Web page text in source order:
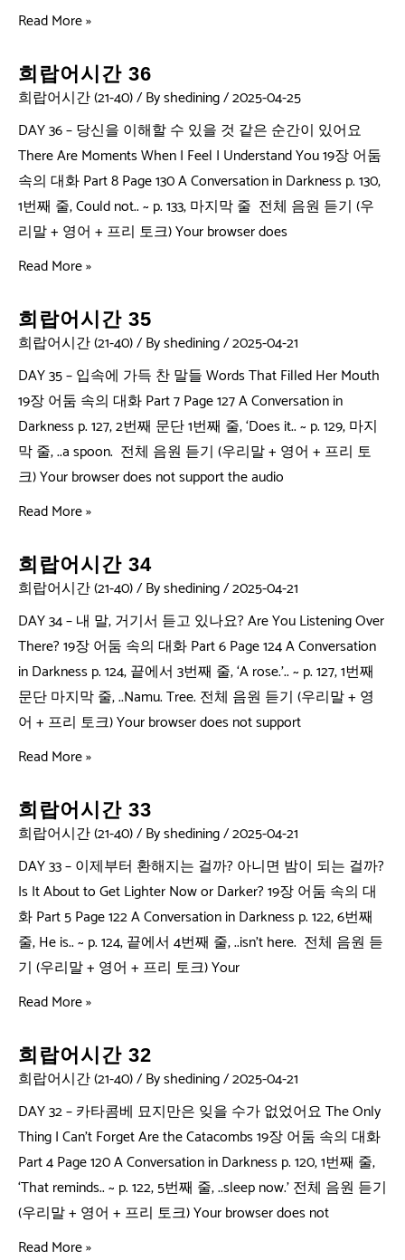
Read More »
희랍어시간 36
희랍어시간 (21-40)/ Byshedining/2025-04-25
DAY 36 – 당신을 이해할 수 있을 것 같은 순간이 있어요
There Are Moments When I Feel I Understand You 19장 어둠
속의 대화 Part 8 Page 130 A Conversation in Darkness p. 130,
1번째 줄, Could not.. ~ p. 133, 마지막 줄 전체 음원 듣기 (우
리말 + 영어 + 프리 토크) Your browser does
Read More »
희랍어시간 35
희랍어시간 (21-40)/ Byshedining/2025-04-21
DAY 35 – 입속에 가득 찬 말들 Words That Filled Her Mouth
19장 어둠 속의 대화 Part 7 Page 127 A Conversation in
Darkness p. 127, 2번째 문단 1번째 줄, ‘Does it.. ~ p. 129, 마지
막 줄, ..a spoon. 전체 음원 듣기 (우리말 + 영어 + 프리 토
크) Your browser does not support the audio
Read More »
희랍어시간 34
희랍어시간 (21-40)/ Byshedining/2025-04-21
DAY 34 – 내 말, 거기서 듣고 있나요? Are You Listening Over
There? 19장 어둠 속의 대화 Part 6 Page 124 A Conversation
in Darkness p. 124, 끝에서 3번째 줄, ‘A rose.’.. ~ p. 127, 1번째
문단 마지막 줄, ..Namu. Tree. 전체 음원 듣기 (우리말 + 영
어 + 프리 토크) Your browser does not support
Read More »
희랍어시간 33
희랍어시간 (21-40)/ Byshedining/2025-04-21
DAY 33 – 이제부터 환해지는 걸까? 아니면 밤이 되는 걸까?
Is It About to Get Lighter Now or Darker? 19장 어둠 속의 대
화 Part 5 Page 122 A Conversation in Darkness p. 122, 6번째
줄, He is.. ~ p. 124, 끝에서 4번째 줄, ..isn’t here. 전체 음원 듣
기 (우리말 + 영어 + 프리 토크) Your
Read More »
희랍어시간 32
희랍어시간 (21-40)/ Byshedining/2025-04-21
DAY 32 – 카타콤베 묘지만은 잊을 수가 없었어요 The Only
Thing I Can’t Forget Are the Catacombs 19장 어둠 속의 대화
Part 4 Page 120 A Conversation in Darkness p. 120, 1번째 줄,
‘That reminds.. ~ p. 122, 5번째 줄, ..sleep now.’ 전체 음원 듣기
(우리말 + 영어 + 프리 토크) Your browser does not
Read More »